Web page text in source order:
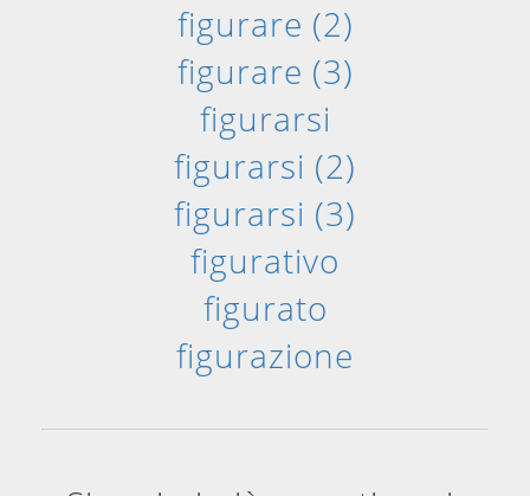
figurare (2)
figurare (3)
figurarsi
figurarsi (2)
figurarsi (3)
figurativo
figurato
figurazione